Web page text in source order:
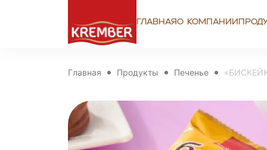
ГлавнаяО компании
Главная Продукты Печенье